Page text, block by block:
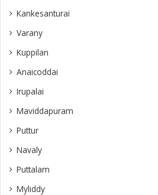
Kankesanturai
Varany
Kuppilan
Anaicoddai
Irupalai
Maviddapuram
Puttur
Navaly
Puttalam
Myliddy